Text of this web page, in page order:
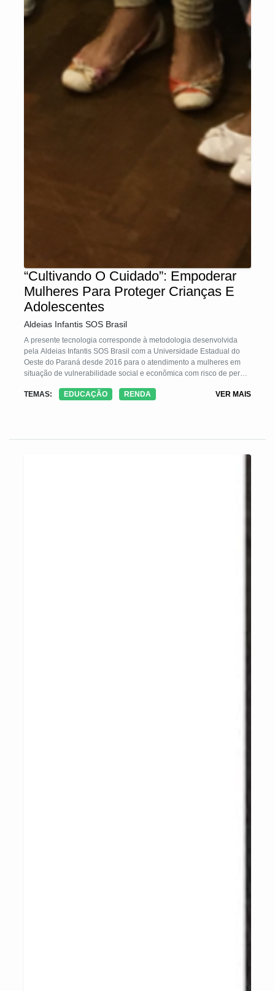
“Cultivando O Cuidado”: Empoderar
Mulheres Para Proteger Crianças E
Adolescentes
Aldeias Infantis SOS Brasil
A presente tecnologia corresponde à metodologia desenvolvida
pela Aldeias Infantis SOS Brasil com a Universidade Estadual do
Oeste do Paraná desde 2016 para o atendimento a mulheres em
situação de vulnerabilidade social e econômica com risco de perda
cuidado com a criança e o adolescente envolvem o bem-estar de
acompanhamento psicológico e direcionamento profissional de
TEMAS: EDUCAÇÃO RENDA VER MAIS